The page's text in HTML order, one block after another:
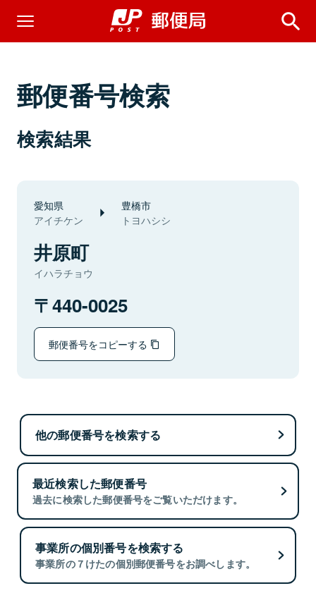
郵便番号検索
検索結果
愛知県
アイチケン
豊橋市
トヨハシシ
井原町
イハラチョウ
440-0025
郵便番号をコピーする
他の郵便番号を検索する
最近検索した郵便番号
過去に検索した郵便番号をご覧いただけます。
事業所の個別番号を検索する
事業所の７けたの個別郵便番号をお調べします。